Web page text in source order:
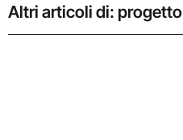
Altri articoli di: progetto